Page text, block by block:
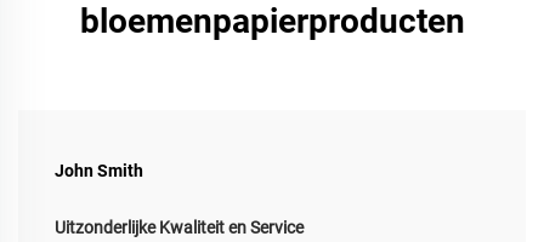
bloemenpapierproducten
John Smith
Uitzonderlijke Kwaliteit en Service